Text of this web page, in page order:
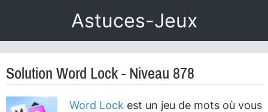
Astuces-Jeux
Solution Word Lock - Niveau 878
Word Lock est un jeu de mots où vous